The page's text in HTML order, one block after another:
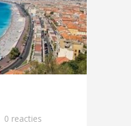
0 reacties